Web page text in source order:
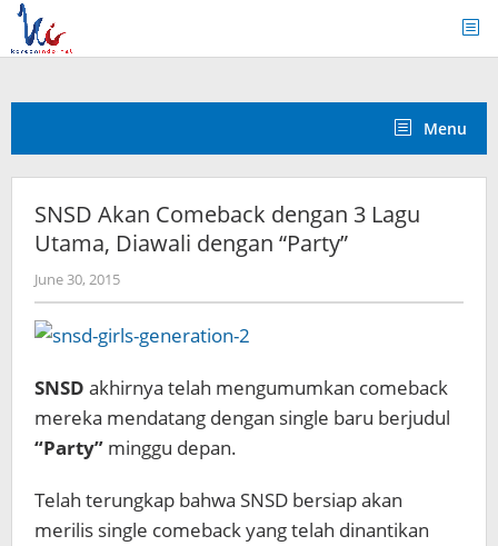
Skip
content
Menu
SNSD Akan Comeback dengan 3 Lagu
Utama, Diawali dengan “Party”
June 30, 2015by
Koreanindo
SNSD akhirnya telah mengumumkan comeback
mereka mendatang dengan single baru berjudul
“Party” minggu depan.
Telah terungkap bahwa SNSD bersiap akan
merilis single comeback yang telah dinantikan